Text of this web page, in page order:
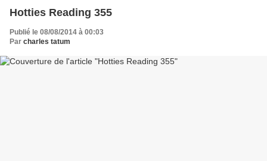
Hotties Reading 355
Publié le 08/08/2014 à 00:03
Par charles tatum